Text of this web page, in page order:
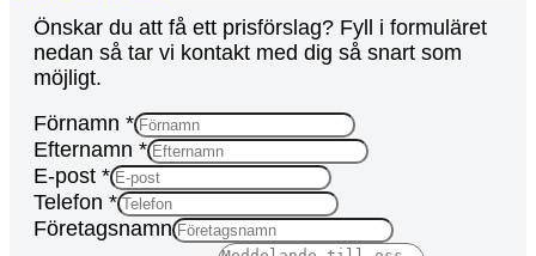
Önskar du att få ett prisförslag? Fyll i formuläret
nedan så tar vi kontakt med dig så snart som
möjligt.
URL
Förnamn
till
Förnamn *
Efternamn *
E-post *
Telefon *
Företagsnamn